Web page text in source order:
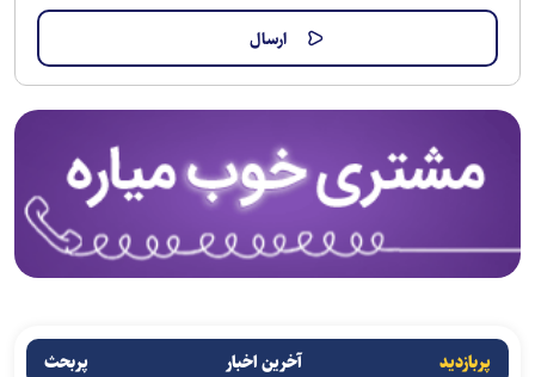
پربازدید آخرین اخبار پربحث